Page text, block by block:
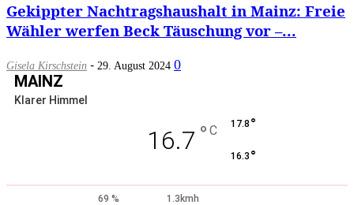
Gekippter Nachtragshaushalt in Mainz: Freie
Wähler werfen Beck Täuschung vor –...
Gisela Kirschstein - 29. August 2024 0
MAINZ
Klarer Himmel
16.7 ° C 17.8 °
16.3 °
69 %
1.3kmh